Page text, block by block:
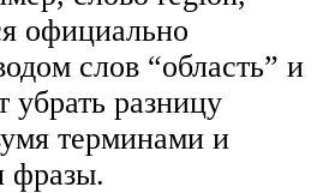
официально
слов “область” и
убрать разницу
терминами и
фразы.